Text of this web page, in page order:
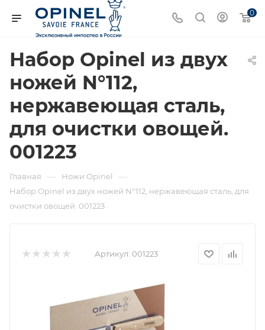
0
Набор Opinel из двух
ножей N°112,
нержавеющая сталь,
для очистки овощей.
001223
Главная — Ножи Opinel —
Набор Opinel из двух ножей N°112, нержавеющая сталь, для
очистки овощей. 001223
Артикул: 001223